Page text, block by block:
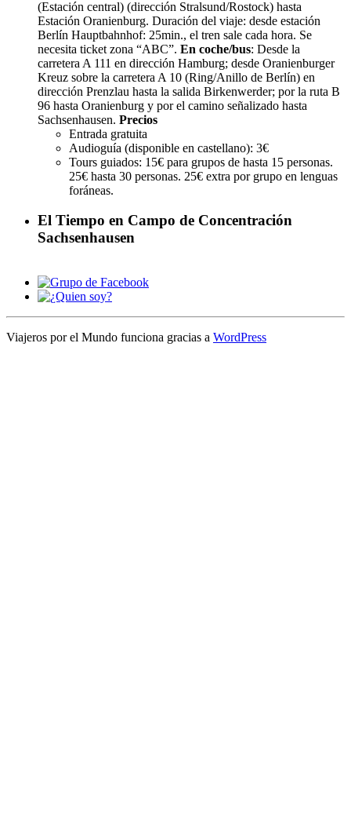
(Estación central) (dirección Stralsund/Rostock) hasta
Estación Oranienburg. Duración del viaje: desde estación
Berlín Hauptbahnhof: 25min., el tren sale cada hora. Se
necesita ticket zona “ABC”. En coche/bus: Desde la
carretera A 111 en dirección Hamburg; desde Oranienburger
Kreuz sobre la carretera A 10 (Ring/Anillo de Berlín) en
dirección Prenzlau hasta la salida Birkenwerder; por la ruta B
96 hasta Oranienburg y por el camino señalizado hasta
Sachsenhausen. Precios
Entrada gratuita
Audioguía (disponible en castellano): 3€
Tours guiados: 15€ para grupos de hasta 15 personas.
25€ hasta 30 personas. 25€ extra por grupo en lenguas
foráneas.
El Tiempo en Campo de Concentración
Sachsenhausen
Viajeros por el Mundo funciona gracias a WordPress